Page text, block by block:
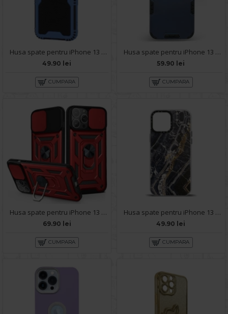
Husa spate pentru iPhone 13 Pro Max - Zip Case Albastru
49.90 lei
CUMPARA
Husa spate pentru iPhone 13 Pro Max - Mantis Case Navy / Negru
59.90 lei
CUMPARA
Husa spate pentru iPhone 13 Pro Max - Slide Case Rosu
69.90 lei
CUMPARA
Husa spate pentru iPhone 13 Pro Max - Misty Case
49.90 lei
CUMPARA